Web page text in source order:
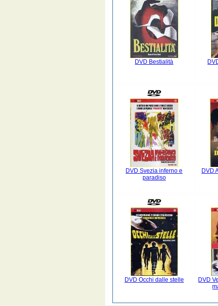
DVD Bestialità
DVD Svezia inferno e
paradiso
DVD
DVD Occhi dalle stelle
DVD